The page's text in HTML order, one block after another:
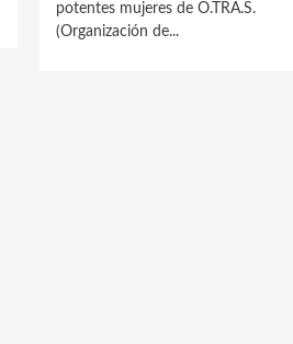
potentes mujeres de O.TRA.S.
(Organización de...